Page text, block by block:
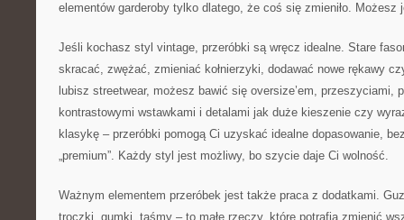
elementów garderoby tylko dlatego, że coś się zmieniło. Możesz
Jeśli kochasz styl vintage, przeróbki są wręcz idealne. Stare
skracać, zwężać, zmieniać kołnierzyki, dodawać nowe rękawy
lubisz streetwear, możesz bawić się oversize’em, przeszyciami,
kontrastowymi wstawkami i detalami jak duże kieszenie czy
klasykę – przeróbki pomogą Ci uzyskać idealne dopasowanie,
„premium”. Każdy styl jest możliwy, bo szycie daje Ci wolność.
Ważnym elementem przeróbek jest także praca z dodatkami.
troczki, gumki, taśmy – to małe rzeczy, które potrafią zmienić